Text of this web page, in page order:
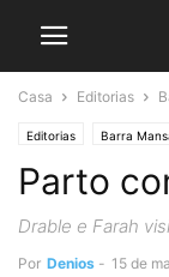
Casa Editorias
Editorias Barra
Parto
Drable e Farah
Por Denios - 15 de